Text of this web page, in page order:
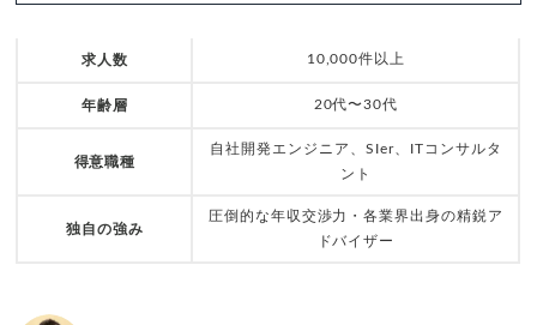
求人数 10,000件以上
年齢層 20代〜30代
得意職種
自社開発エンジニア、SIer、ITコンサルタ
ント
独自の強み
圧倒的な年収交渉力・各業界出身の精鋭ア
ドバイザー